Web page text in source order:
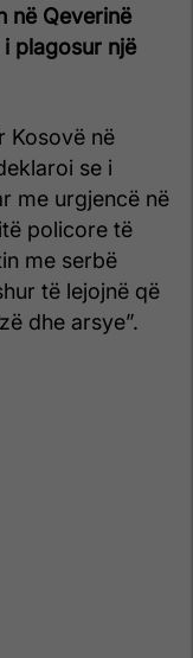
në Qeverinë
plagosur një
Kosovë në
se i
me urgjencë në
policore të
me serbë
të lejojnë që
dhe arsye”.